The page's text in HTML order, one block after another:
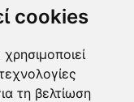
cookies
τη βελτίωση